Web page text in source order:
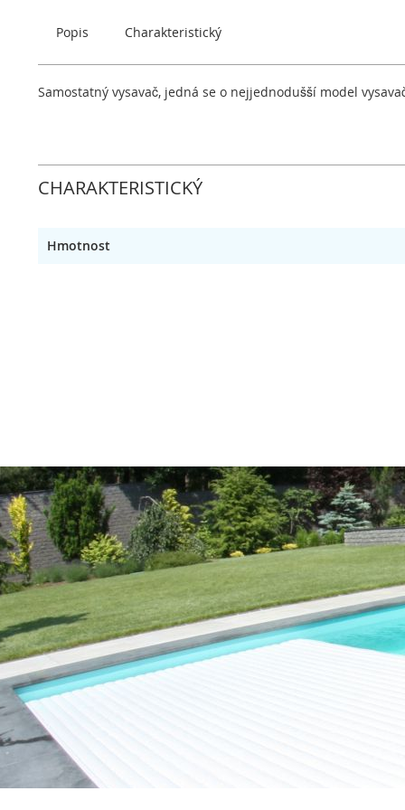
Popis Charakteristický
Samostatný vysavač, jedná se o nejjednodušší model
CHARAKTERISTICKÝ
Hmotnost